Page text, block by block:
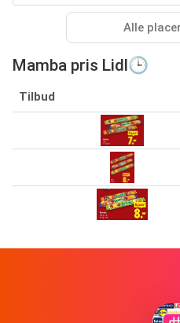
Alle
Mamba pris Lidl🕒
Tilbud